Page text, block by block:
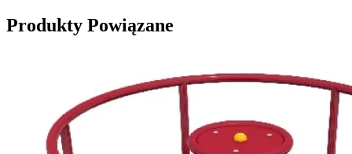
Produkty Powiązane